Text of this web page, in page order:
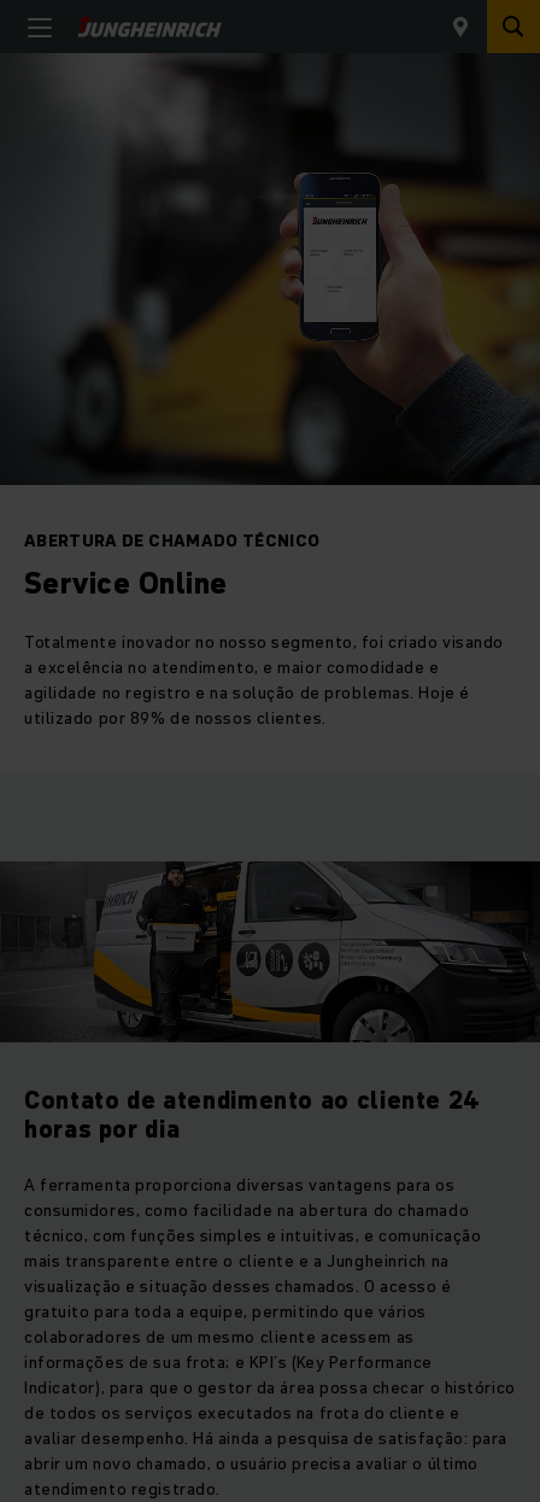
ABERTURA DE CHAMADO TÉCNICO
Service Online
Totalmente inovador no nosso segmento, foi criado visando
a excelência no atendimento, e maior comodidade e
agilidade no registro e na solução de problemas. Hoje é
utilizado por 89% de nossos clientes.
Contato de atendimento ao cliente 24
horas por dia
A ferramenta proporciona diversas vantagens para os
consumidores, como facilidade na abertura do chamado
técnico, com funções simples e intuitivas, e comunicação
mais transparente entre o cliente e a Jungheinrich na
visualização e situação desses chamados. O acesso é
gratuito para toda a equipe, permitindo que vários
colaboradores de um mesmo cliente acessem as
informações de sua frota; e KPI´s (Key Performance
Indicator), para que o gestor da área possa checar o histórico
de todos os serviços executados na frota do cliente e
avaliar desempenho. Há ainda a pesquisa de satisfação: para
abrir um novo chamado, o usuário precisa avaliar o último
atendimento registrado.